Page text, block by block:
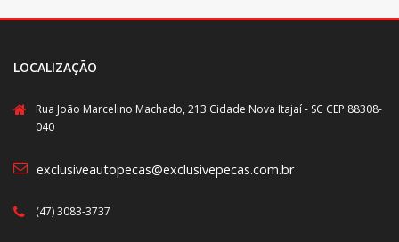
LOCALIZAÇÃO
Rua João Marcelino Machado, 213 Cidade Nova Itajaí - SC CEP 88308-
040
exclusiveautopecas@exclusivepecas.com.br
(47) 3083-3737